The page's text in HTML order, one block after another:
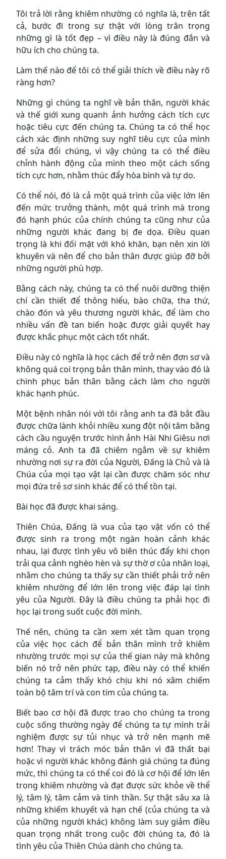
Tôi trả lời rằng khiêm nhường có nghĩa là, trên tất
cả, bước đi trong sự thật với lòng trân trọng
những gì là tốt đẹp – vì điều này là đúng đắn và
hữu ích cho chúng ta.
Làm thế nào để tôi có thể giải thích về điều này rõ
ràng hơn?
Những gì chúng ta nghĩ về bản thân, người khác
và thế giới xung quanh ảnh hưởng cách tích cực
hoặc tiêu cực đến chúng ta. Chúng ta có thể học
cách xác định những suy nghĩ tiêu cực của mình
để sửa đổi chúng, vì vậy chúng ta có thể điều
chỉnh hành động của mình theo một cách sống
tích cực hơn, nhằm thúc đẩy hòa bình và tự do.
Có thể nói, đó là cả một quá trình của việc lớn lên
đến mức trưởng thành, một quá trình mà trong
đó hạnh phúc của chính chúng ta cũng như của
những người khác đang bị đe dọa. Điều quan
trọng là khi đối mặt với khó khăn, bạn nên xin lời
khuyên và nên để cho bản thân được giúp đỡ bởi
những người phù hợp.
Bằng cách này, chúng ta có thể nuôi dưỡng thiện
chí cần thiết để thông hiểu, bào chữa, tha thứ,
chào đón và yêu thương người khác, để làm cho
nhiều vấn đề tan biến hoặc được giải quyết hay
được khắc phục một cách tốt nhất.
Điều này có nghĩa là học cách để trở nên đơn sơ và
không quá coi trọng bản thân mình, thay vào đó là
chinh phục bản thân bằng cách làm cho người
khác hạnh phúc.
Một bệnh nhân nói với tôi rằng anh ta đã bắt đầu
được chữa lành khỏi nhiều xung đột nội tâm bằng
cách cầu nguyện trước hình ảnh Hài Nhi Giêsu nơi
máng cỏ. Anh ta đã chiêm ngắm về sự khiêm
nhường nơi sự ra đời của Người, Đấng là Chủ và là
Chúa của mọi tạo vật lại cần được chăm sóc như
mọi đứa trẻ sơ sinh khác để có thể tồn tại.
Bài học đã được khai sáng.
Thiên Chúa, Đấng là vua của tạo vật vốn có thể
được sinh ra trong một ngàn hoàn cảnh khác
nhau, lại được tình yêu vô biên thúc đẩy khi chọn
trải qua cảnh nghèo hèn và sự thờ ơ của nhân loại,
nhằm cho chúng ta thấy sự cần thiết phải trở nên
khiêm nhường để lớn lên trong việc đáp lại tình
yêu của Người. Đây là điều chúng ta phải học đi
học lại trong suốt cuộc đời mình.
Thế nên, chúng ta cần xem xét tầm quan trọng
của việc học cách để bản thân mình trở khiêm
nhường trước mọi sự của thế gian này mà không
biến nó trở nên phức tạp, điều này có thể khiến
chúng ta cảm thấy khó chịu khi nó xâm chiếm
toàn bộ tâm trí và con tim của chúng ta.
Biết bao cơ hội đã được trao cho chúng ta trong
cuộc sống thường ngày để chúng ta tự mình trải
nghiệm được sự tủi nhục và trở nên mạnh mẽ
hơn! Thay vì trách móc bản thân vì đã thất bại
hoặc vì người khác không đánh giá chúng ta đúng
mức, thì chúng ta có thể coi đó là cơ hội để lớn lên
trong khiêm nhường và đạt được sức khỏe về thể
lý, tâm lý, tâm cảm và tinh thần. Sự thật sâu xa là
những khiếm khuyết và hạn chế (của chúng ta và
của những người khác) không làm suy giảm điều
quan trọng nhất trong cuộc đời chúng ta, đó là
tình yêu của Thiên Chúa dành cho chúng ta.